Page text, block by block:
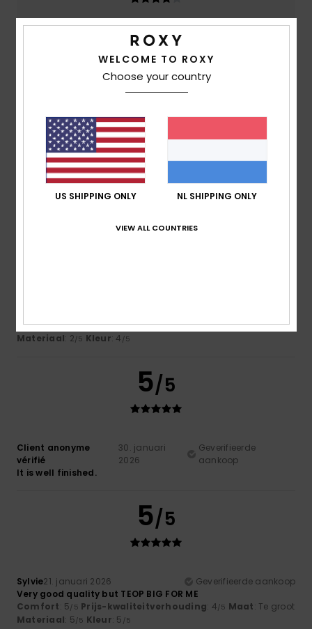
Prijs-kwaliteitverhouding
3.3
Kleur
2/5
Comfort: 4/5 Prijs-kwaliteitverhouding: 3/5 Maat: Groot
Materiaal: 2/5 Kleur: 4 /5
5/5
Client anonyme
vérifié
30. januari
2026
Geverifieerde
aankoop
It is well finished.
5/5
Sylvie21. januari 2026
Geverifieerde aankoop
Very good quality but TEOP BIG FOR ME
Comfort: 5/5 Prijs-kwaliteitverhouding: 4/5 Maat: Te groot
Materiaal: 5/5 Kleur: 5 /5
WELCOME TO ROXY
Choose your country
US SHIPPING ONLY NL SHIPPING ONLY
VIEW ALL COUNTRIES